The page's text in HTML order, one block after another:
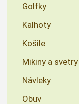
Golfky
Kalhoty
Košile
Mikiny a svetry
Návleky
Obuv